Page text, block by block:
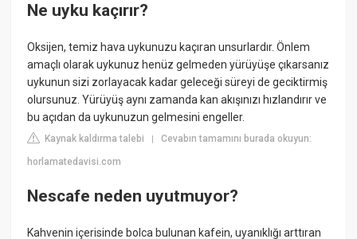
Ne uyku kaçırır?
Oksijen, temiz hava uykunuzu kaçıran unsurlardır. Önlem
amaçlı olarak uykunuz henüz gelmeden yürüyüşe çıkarsanız
uykunun sizi zorlayacak kadar geleceği süreyi de geciktirmiş
olursunuz. Yürüyüş aynı zamanda kan akışınızı hızlandırır ve
bu açıdan da uykunuzun gelmesini engeller.
Kaynak kaldırma talebi |Cevabın tamamını burada okuyun:
horlamatedavisi.com
Nescafe neden uyutmuyor?
Kahvenin içerisinde bolca bulunan kafein, uyanıklığı arttıran